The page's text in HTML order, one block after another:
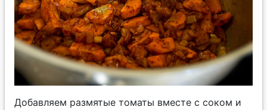
Добавляем размятые томаты вместе с соком и